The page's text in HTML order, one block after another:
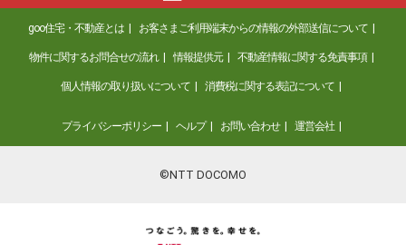
住 所
千葉県千葉市稲毛区弥生町
専有面積 70.9m²
間取り
2SLDK
千葉県習志野市袖ケ浦１
価 格
2,290万円
住 所
千葉県習志野市袖ケ浦１
77.1m²
千葉県習志野市東習志野２
goo住宅・不動産とは お客さまご利用端末からの情報の外部送信について
物件に関するお問合せの流れ 情報提供元 不動産情報に関する免責事項
個人情報の取り扱いについて 消費税に関する表記について
プライバシーポリシー ヘルプ お問い合わせ 運営会社
©NTT DOCOMO